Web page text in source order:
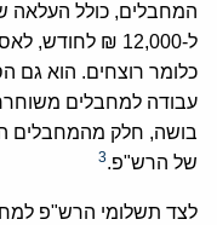
המחבלים, כולל העלאה של
כלומר רוצחים. הוא גם
עבודה למחבלים
בושה, חלק מהמחבלים
של הרש"פ.3
לצד תשלומי הרש"פ